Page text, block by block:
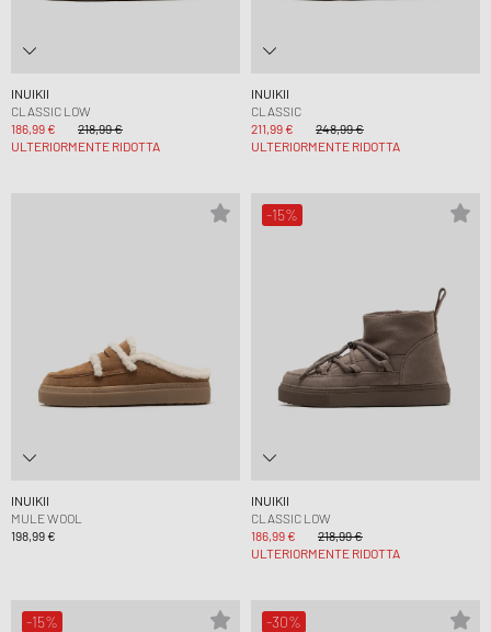
INUIKII
CLASSIC LOW
186,99 €
218,99 €
ULTERIORMENTE RIDOTTA
INUIKII
CLASSIC
211,99 €
248,99 €
ULTERIORMENTE RIDOTTA
INUIKII
MULE WOOL
198,99 €
-15%
INUIKII
CLASSIC LOW
186,99 €
218,99 €
ULTERIORMENTE RIDOTTA
-15% -30%